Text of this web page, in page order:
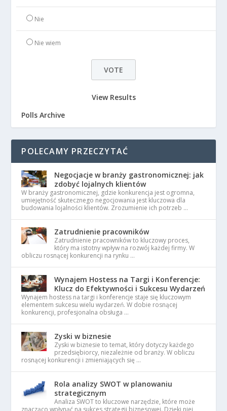
Nie
Nie wiem
View Results
Polls Archive
POLECAMY PRZECZYTAĆ
Negocjacje w branży gastronomicznej: jak
zdobyć lojalnych klientów
W branży gastronomicznej, gdzie konkurencja jest ogromna,
umiejętność skutecznego negocjowania jest kluczowa dla
budowania lojalności klientów. Zrozumienie ich potrzeb …
Zatrudnienie pracowników
Zatrudnienie pracowników to kluczowy proces,
który ma istotny wpływ na rozwój każdej firmy. W
obliczu rosnącej konkurencji na rynku …
Wynajem Hostess na Targi i Konferencje:
Klucz do Efektywności i Sukcesu Wydarzeń
Wynajem hostess na targi i konferencje staje się kluczowym
elementem sukcesu wielu wydarzeń. W dobie rosnącej
konkurencji, profesjonalna obsługa …
Zyski w biznesie
Zyski w biznesie to temat, który dotyczy każdego
przedsiębiorcy, niezależnie od branży. W obliczu
rosnącej konkurencji i zmieniających się …
Rola analizy SWOT w planowaniu
strategicznym
Analiza SWOT to kluczowe narzędzie, które może